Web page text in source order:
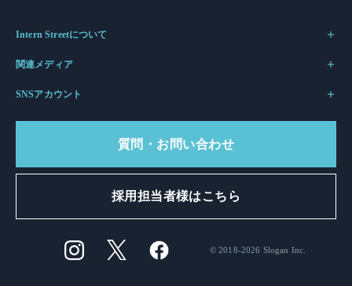
Intern Streetについて
関連メディア
SNSアカウント
質問・お問い合わせ
採用担当者様はこちら
© 2018-2026 Slogan Inc.